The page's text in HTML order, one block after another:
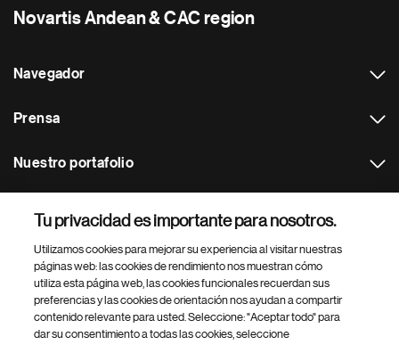
Novartis Andean & CAC region
Navegador
Prensa
Nuestro portafolio
Footer Site Search
Tu privacidad es importante para nosotros.
Utilizamos cookies para mejorar su experiencia al visitar nuestras
páginas web: las cookies de rendimiento nos muestran cómo
utiliza esta página web, las cookies funcionales recuerdan sus
preferencias y las cookies de orientación nos ayudan a compartir
contenido relevante para usted. Seleccione: "Aceptar todo" para
dar su consentimiento a todas las cookies, seleccione